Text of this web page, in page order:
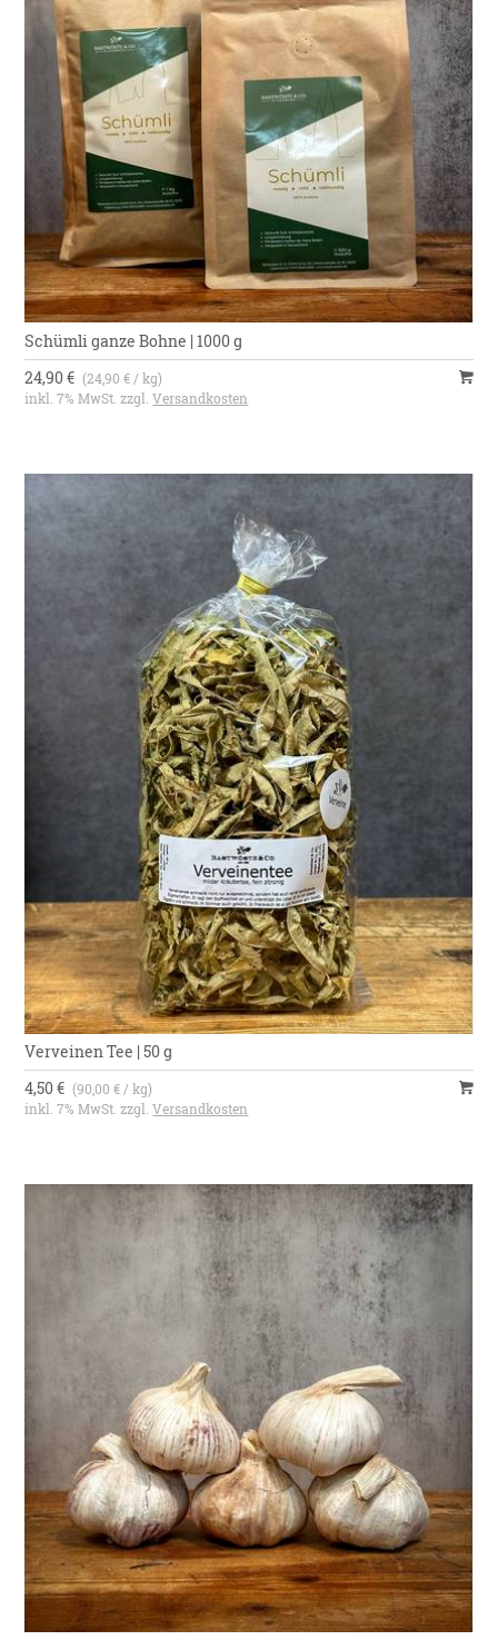
Schümli ganze Bohne | 1000 g
24,90 € (24,90 € / kg)
inkl. 7% MwSt. zzgl.Versandkosten
Verveinen Tee | 50 g
4,50 € (90,00 € / kg)
inkl. 7% MwSt. zzgl.Versandkosten